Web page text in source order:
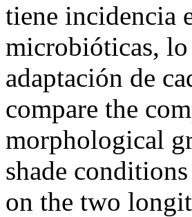
tiene incidencia
microbióticas, lo
adaptación de
compare the
morphological
shade
on the two